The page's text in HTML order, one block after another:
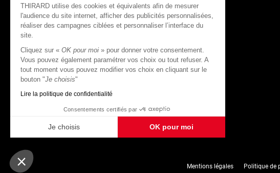
THIRARD S.A.S
45, rue Jean Jaurès
80390 Fressenneville
CS 60004 France
Mentions légales Politique de
THIRARD utilise des cookies et équivalents afin de mesurer
l'audience du site internet, afficher des publicités personnalisées,
réaliser des campagnes ciblées et personnaliser l’interface du
site.
Cliquez sur « OK pour moi » pour donner votre consentement.
Vous pouvez également paramétrer vos choix ou tout refuser. A
tout moment vous pouvez modifier vos choix en cliquant sur le
bouton "Je choisis"
Lire la politique de confidentialité
Consentements certifiés par
Je choisis OK pour moi
Notre plateforme vous permet d'adapter et de gérer vos paramètres de confidentialité, en garantissant la